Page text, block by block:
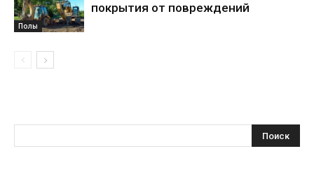
Полы
покрытия от повреждений